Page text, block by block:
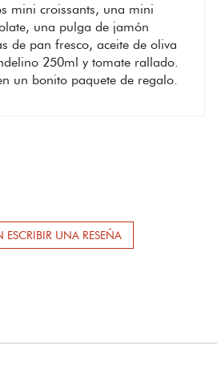
mini croissants, una mini
una pulga de jamón
de pan fresco, aceite de oliva
250ml y tomate rallado.
un bonito paquete de regalo.
ESCRIBIR UNA RESEÑA